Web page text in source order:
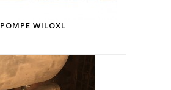
POMPE WILOXL